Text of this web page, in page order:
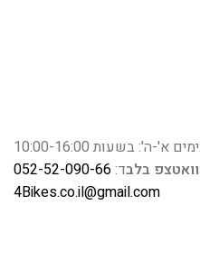
א'-ה': בשעות 10:00-16:00
וואטצפ בלבד:052-52-090-66
4Bikes.co.il@gmail.com